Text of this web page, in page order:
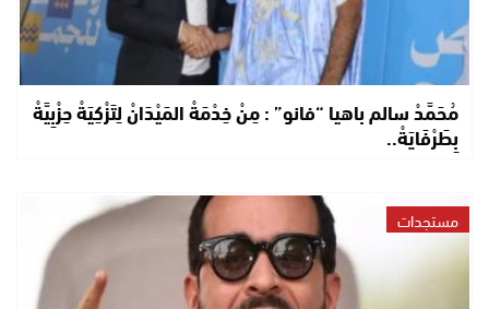
مُحَمَّدْ سالم باهيا “فانو” : مِنْ خِدْمَةْ المَيْدَانْ لِتَزْكِيَةْ حِزْبِيَّةْ
بِطَرْفَايَةْ..
مستجدات